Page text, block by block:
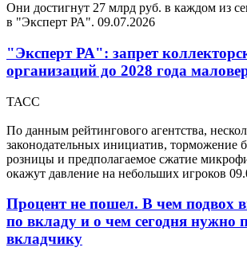
Они достигнут 27 млрд руб. в каждом из
в "Эксперт РА". 09.07.2026
"Эксперт РА": запрет
организаций до 2028 года
ТАСС
По данным рейтингового агентства,
законодательных инициатив, торможение
розницы и предполагаемое сжатие
окажут давление на небольших игроков
Процент не пошел. В чем подвох
по вкладу и о чем сегодня нужно
вкладчику